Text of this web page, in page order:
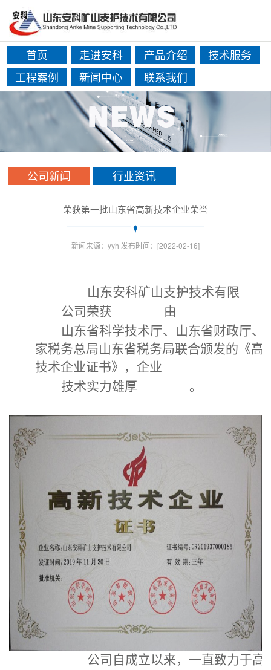
首页 走进安科 产品介绍
技术服务
工程案例
新闻中心 联系我们
公司新闻 行业资讯
荣获第一批山东省高新技术企业荣誉
新闻来源：yyh 发布时间：[2022-02-16]
山东安科矿山支护技术有限
公司荣获
由
山东省科学技术厅、山东省财政厅、
家税务总局山东省税务局联合颁发的《高
技术企业证书》，企业
技术实力雄厚
。
公司自成立以来，一直致力于高